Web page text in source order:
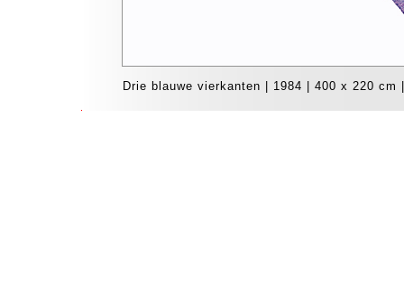
Drie blauwe vierkanten | 1984 | 400 x 220